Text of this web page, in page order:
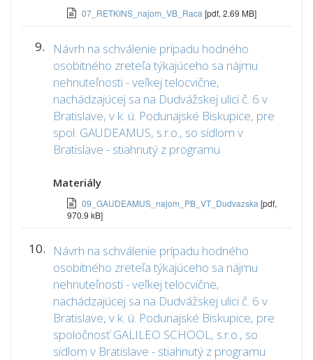
07_RETKINS_najom_VB_Raca [pdf, 2.69 MB]
9.
Návrh na schválenie prípadu hodného
osobitného zreteľa týkajúceho sa nájmu
nehnuteľnosti - veľkej telocvične,
nachádzajúcej sa na Dudvážskej ulici č. 6 v
Bratislave, v k. ú. Podunajské Biskupice, pre
spol. GAUDEAMUS, s.r.o., so sídlom v
Bratislave - stiahnutý z programu
Materiály
09_GAUDEAMUS_najom_PB_VT_Dudvazska [pdf,
970.9 kB]
10.
Návrh na schválenie prípadu hodného
osobitného zreteľa týkajúceho sa nájmu
nehnuteľnosti - veľkej telocvične,
nachádzajúcej sa na Dudvážskej ulici č. 6 v
Bratislave, v k. ú. Podunajské Biskupice, pre
spoločnosť GALILEO SCHOOL, s.r.o., so
sídlom v Bratislave - stiahnutý z programu